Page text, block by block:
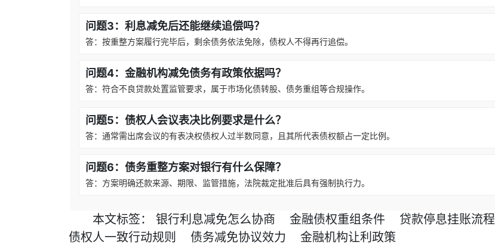
问题3：利息减免后还能继续追偿吗？
答：按重整方案履行完毕后，剩余债务依法免除，债权人不得再行追偿。
问题4：金融机构减免债务有政策依据吗？
答：符合不良贷款处置监管要求，属于市场化债转股、债务重组等合规操作。
问题5：债权人会议表决比例要求是什么？
答：通常需出席会议的有表决权债权人过半数同意，且其所代表债权额占一定比例。
问题6：债务重整方案对银行有什么保障？
答：方案明确还款来源、期限、监管措施，法院裁定批准后具有强制执行力。
本文标签： 银行利息减免怎么协商 金融债权重组条件
贷款停息挂账流程
债权人一致行动规则
债务减免协议效力 金融机构让利政策